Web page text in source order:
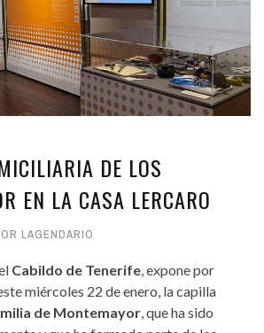
DE LOS
EN LA CASA LERCARO
LAGENDARIO
Cabildo de Tenerife, expone por
miércoles 22 de enero, la capilla
de Montemayor, que ha sido